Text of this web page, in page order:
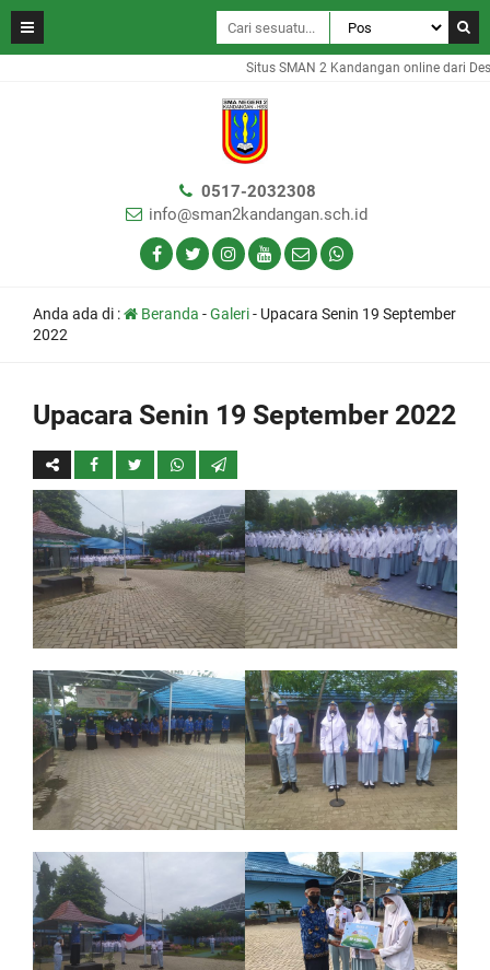
Situs SMAN 2 Kandangan online dari
0517-2032308
info@sman2kandangan.sch.id
Anda ada di : Beranda -Galeri- Upacara Senin 19 September
2022
Upacara Senin 19 September 2022